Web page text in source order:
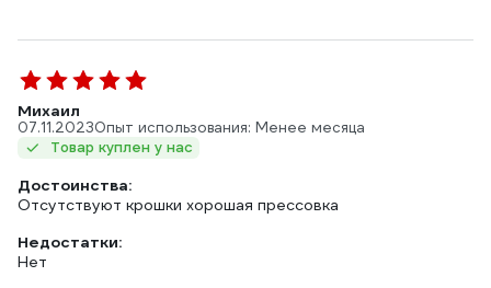
Михаил
07.11.2023Опыт использования: Менее месяца
Товар куплен у нас
Достоинства:
Отсутствуют крошки хорошая прессовка
Недостатки:
Нет